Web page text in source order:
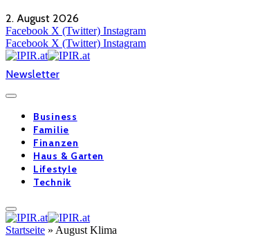
2. August 2026
Facebook X (Twitter) Instagram
Facebook X (Twitter) Instagram
Newsletter
Business
Familie
Finanzen
Haus & Garten
Lifestyle
Technik
Startseite » August Klima